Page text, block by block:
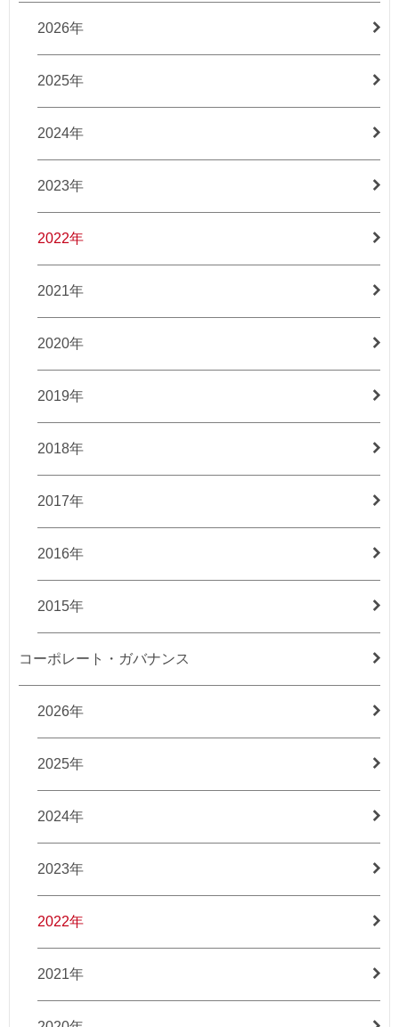
2026年
2025年
2024年
2023年
2022年
2021年
2020年
2019年
2018年
2017年
2016年
2015年
コーポレート・ガバナンス
2026年
2025年
2024年
2023年
2022年
2021年